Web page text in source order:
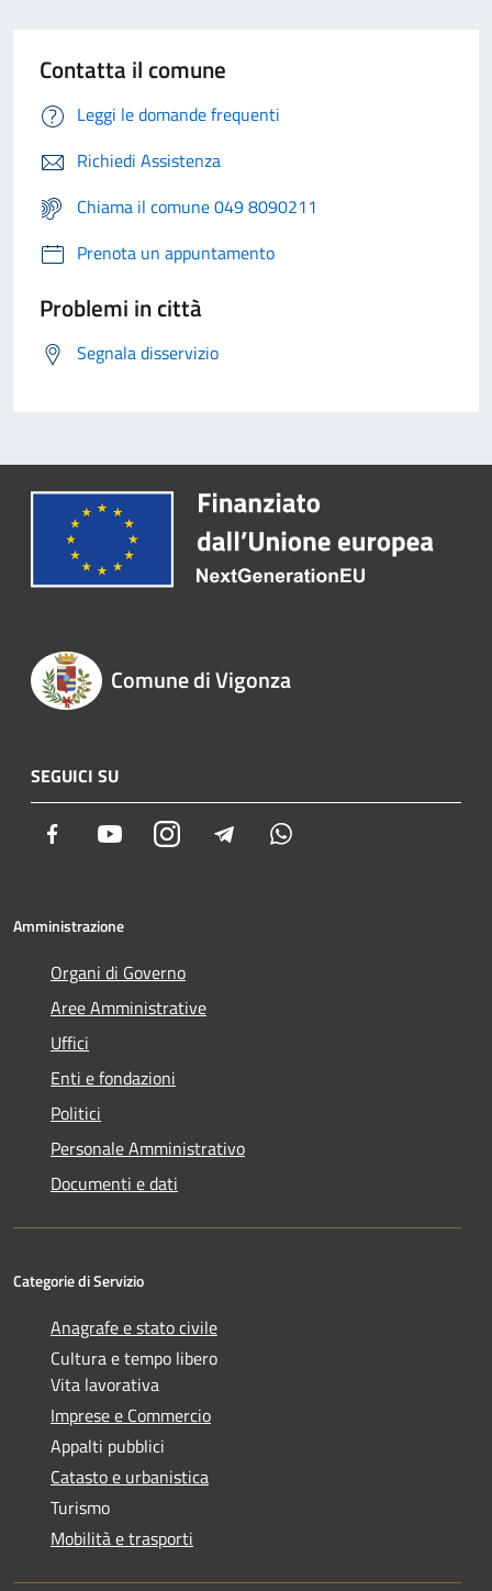
Contatta il comune
Leggi le domande frequenti
Richiedi Assistenza
Chiama il comune 049 8090211
Prenota un appuntamento
Problemi in città
Segnala disservizio
Comune di Vigonza
SEGUICI SU
Facebook YoutubeInstagram Telegram
Amministrazione
Organi di Governo
Aree Amministrative
Uffici
Enti e fondazioni
Politici
Personale Amministrativo
Documenti e dati
Categorie di Servizio
Anagrafe e stato civile
Cultura e tempo libero
Vita lavorativa
Imprese e Commercio
Appalti pubblici
Catasto e urbanistica
Turismo
Mobilità e trasporti